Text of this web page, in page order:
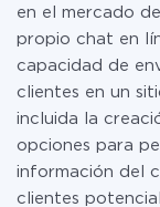
en el mercado
propio chat en
capacidad de
clientes en un
incluida la
opciones para
información del
clientes